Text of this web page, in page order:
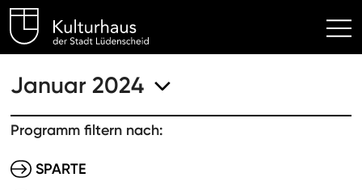
Kulturhaus Lüdenscheid
Januar 2024
Programm filtern nach:
SPARTE